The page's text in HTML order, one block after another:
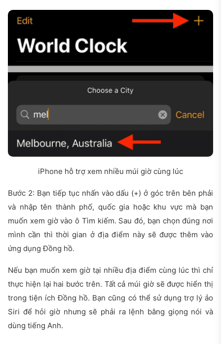
iPhone hỗ trợ xem nhiều múi giờ cùng lúc
Bước 2: Bạn tiếp tục nhấn vào dấu (+) ở góc trên bên phải
và nhập tên thành phố, quốc gia hoặc khu vực mà bạn
muốn xem giờ vào ô Tìm kiếm. Sau đó, bạn chọn đúng nơi
mình cần thì thời gian ở địa điểm này sẽ được thêm vào
ứng dụng Đồng hồ.
Nếu bạn muốn xem giờ tại nhiều địa điểm cùng lúc thì chỉ
thực hiện lại hai bước trên. Tất cả múi giờ sẽ được hiển thị
trong tiện ích Đồng hồ. Bạn cũng có thể sử dụng trợ lý ảo
Siri để hỏi giờ nhưng sẽ phải ra lệnh bằng giọng nói và
dùng tiếng Anh.